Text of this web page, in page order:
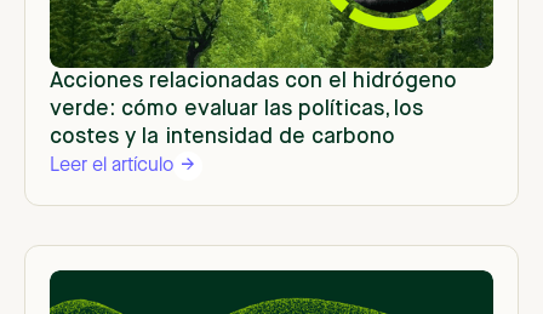
Acciones relacionadas con el hidrógeno
verde: cómo evaluar las políticas, los
costes y la intensidad de carbono
Leer el artículo